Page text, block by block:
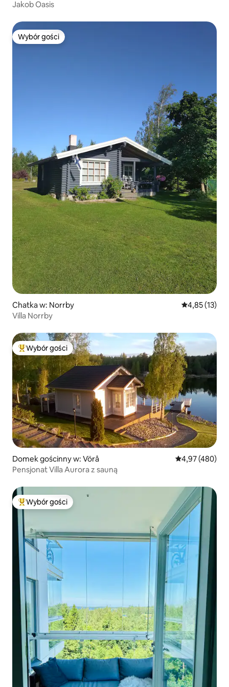
Jakob Oasis
Wybór gości
Wybór gości
Chatka w: Norrby Średnia
4,85 (13)
Villa Norrby
Najpopularniejsze z kategorii Wybór gości
Wybór gości
Domek gościnny w: Vörå Średnia
4,97 (480)
Pensjonat Villa Aurora z sauną
Najpopularniejsze z kategorii Wybór gości
Wybór gości